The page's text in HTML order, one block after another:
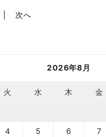
次へ
2026年8月
火 水 木 金
4 5 6 7